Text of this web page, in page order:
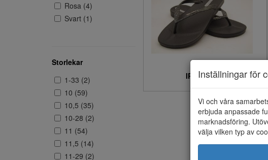
Rosa (4)
Svart (1)
Storlekar
1-33 (2)
10 (59)
10,5 (35)
10-28 (2)
11 (54)
11,5 (14)
11-29 (2)
IPANEMA
300;-
Inställningar för
Vi och våra
erbjuda anpassade
marknadsföring.
välja vilken typ av